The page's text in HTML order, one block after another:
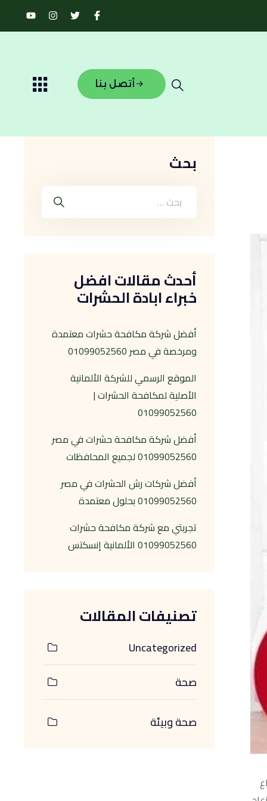
أتصل بنا
بحث
أحدث مقالات افضل
خبراء ابادة الحشرات
أفضل شركة مكافحة حشرات معتمدة
ومرخصة في مصر 01099052560
الموقع الرسمي للشركة الألمانية
الأصلية لمكافحة الحشرات |
01099052560
أفضل شركة مكافحة حشرات في مصر
01099052560 لجميع المحافظات
أفضل شركات رش الحشرات في مصر
01099052560 بحلول معتمدة
تجربتي مع شركة مكافحة حشرات
01099052560 الألمانية إنسكتس
تصنيفات المقالات
Uncategorized
صحة
صحة وبيئة